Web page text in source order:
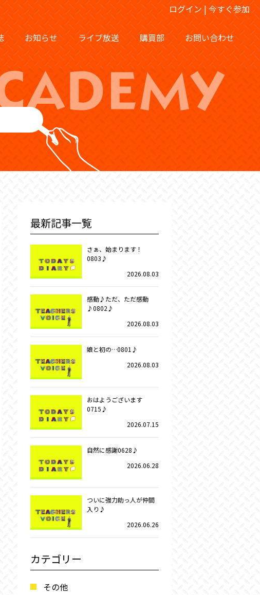
ログイン | 今すぐ参加
お知らせ ライブ放送 購買部 お問い合わせ
最新記事一覧
さぁ、始まります！
0803♪
2026.08.03
感動♪ただ、ただ感動
♪0802♪
2026.08.03
娘と初の…0801♪
2026.08.03
おはようございます
0715♪
2026.07.15
自然に感謝0628♪
2026.06.28
ついに強力助っ人が仲間
入り♪
2026.06.26
カテゴリー
その他